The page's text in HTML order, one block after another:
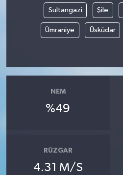
Sultangazi Şile
Ümraniye Üsküdar
NEM
%49
RÜZGAR
4.31 M/S